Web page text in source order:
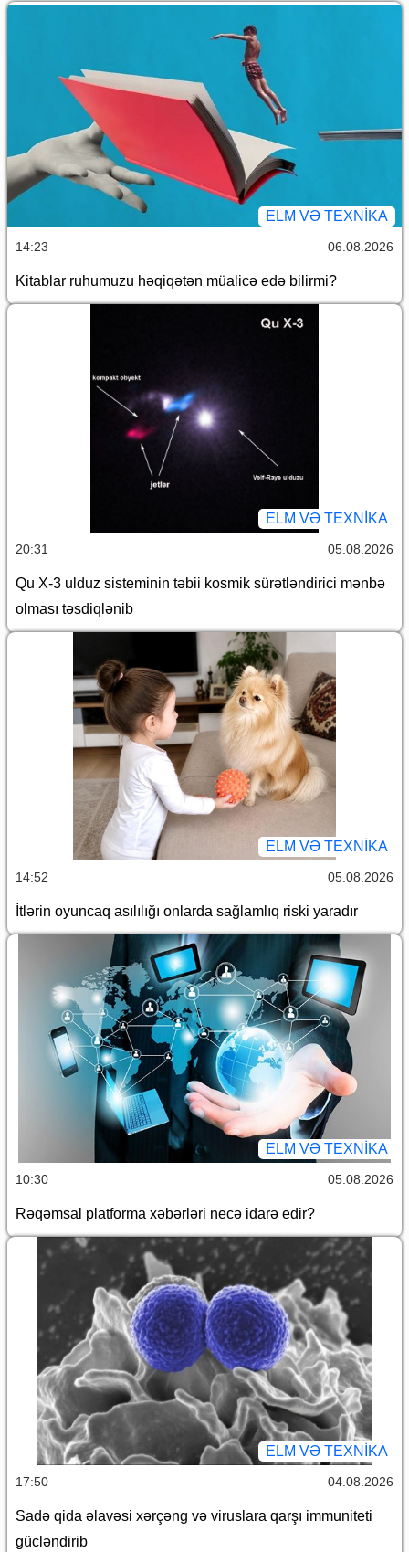
ELM VƏ TEXNIKA
14:23 06.08.2026
Kitablar ruhumuzu həqiqətən müalicə edə bilirmi?
ELM VƏ TEXNIKA
20:31 05.08.2026
Qu X-3 ulduz sisteminin təbii kosmik sürətləndirici mənbə
olması təsdiqlənib
ELM VƏ TEXNIKA
14:52 05.08.2026
İtlərin oyuncaq asılılığı onlarda sağlamlıq riski yaradır
ELM VƏ TEXNIKA
10:30 05.08.2026
Rəqəmsal platforma xəbərləri necə idarə edir?
ELM VƏ TEXNIKA
17:50 04.08.2026
Sadə qida əlavəsi xərçəng və viruslara qarşı immuniteti
gücləndirib